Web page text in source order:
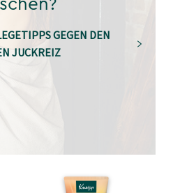
GEGEN DEN
JUCKREIZ